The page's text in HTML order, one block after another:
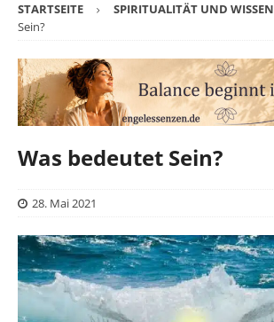
STARTSEITE SPIRITUALITÄT UND WISSEN
Sein?
Was bedeutet Sein?
28. Mai 2021